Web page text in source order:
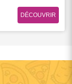
DÉCOUVRIR